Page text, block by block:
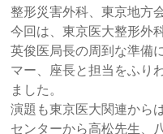
整形災害外科、東京地方
今回は、東京医大整形外
英俊医局長の周到な準備
マー、座長と担当をふり
ました。
演題も東京医大関連から
センターから高松先生、